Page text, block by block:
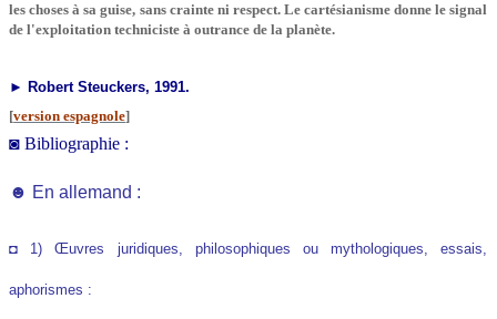
les choses à sa guise, sans crainte ni respect. Le cartésianisme donne le signal
de l'exploitation techniciste à outrance de la planète.
► Robert Steuckers, 1991.
[version espagnole]
◙ Bibliographie :
☻ En allemand :
◘ 1) Œuvres juridiques, philosophiques ou mythologiques, essais,
aphorismes :